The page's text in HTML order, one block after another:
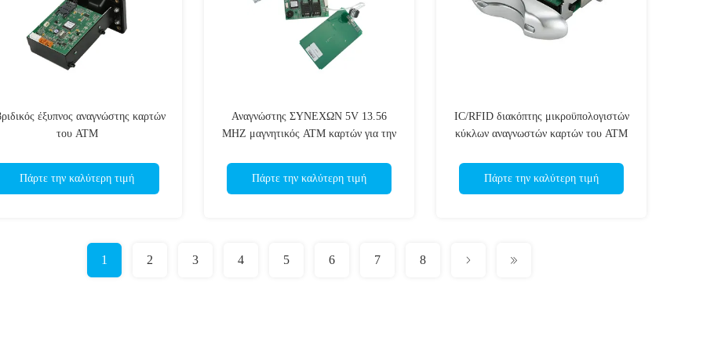
έξυπνος αναγνώστης καρτών
του ATM
Πάρτε την καλύτερη τιμή
Αναγνώστης ΣΥΝΕΧΩΝ 5V 13.56
MHZ μαγνητικός ATM καρτών για την
Πάρτε την καλύτερη τιμή
IC/RFID διακόπτης μικροϋπολογιστών
κύκλων αναγνωστών καρτών του ATM
Πάρτε την καλύτερη τιμή
1 2 3 4 5 6 7 8